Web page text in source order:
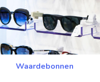
Waardebonnen